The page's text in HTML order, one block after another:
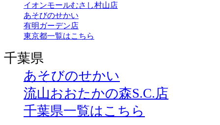
イオンモールむさし村山店
あそびのせかい
有明ガーデン店
東京都一覧はこちら
千葉県
あそびのせかい
流山おおたかの森S.C.店
千葉県一覧はこちら